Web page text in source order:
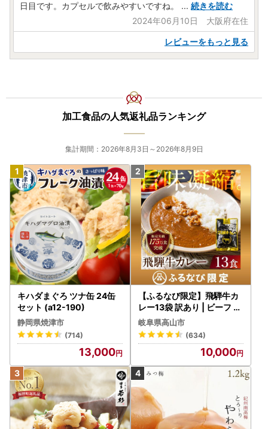
日目です。カプセルで飲みやすいですね。
... 続きを読む
2024年06月10日 大阪府在住
レビューをもっと見る
加工食品の人気返礼品ランキング
集計期間：2026年8月3日～2026年8月9日
キハダまぐろ ツナ缶 24缶
セット (a12-190)
静岡県焼津市
(714)
13,000
【ふるなび限定】飛騨牛カ
レー13袋 訳あり | ビーフ レ
トルト 訳あり DC006-CP
01 FN-Limited-VO
岐阜県高山市
(634)
10,000